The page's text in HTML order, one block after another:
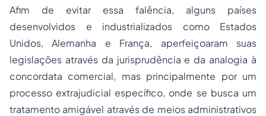
Afim de evitar essa falência, alguns países
desenvolvidos e industrializados como Estados
Unidos, Alemanha e França, aperfeiçoaram suas
legislações através da jurisprudência e da analogia à
concordata comercial, mas principalmente por um
processo extrajudicial específico, onde se busca um
tratamento amigável através de meios administrativos